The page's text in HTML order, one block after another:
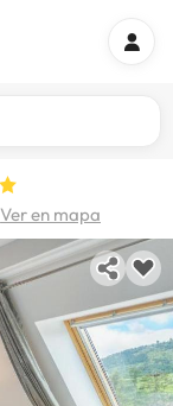
Ver en mapa